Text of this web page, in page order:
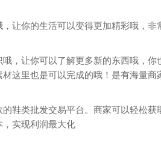
让你的生活可以变得更加精彩哦，非
，让你可以了解更多新的东西哦，
这里也是可以完成的哦！是有海量商
鞋类批发交易平台。商家可以轻松
实现利润最大化